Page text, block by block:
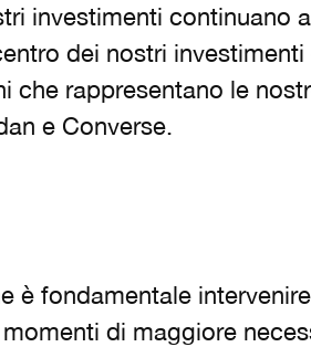
investimenti continuano
dei nostri
che rappresentano le
e Converse.
è fondamentale
di maggiore